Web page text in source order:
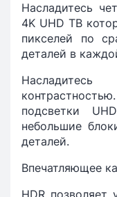
Насладитесь
4K UHD ТВ
пикселей по
деталей в
подсветки
небольшие
деталей.
Впечатляющее